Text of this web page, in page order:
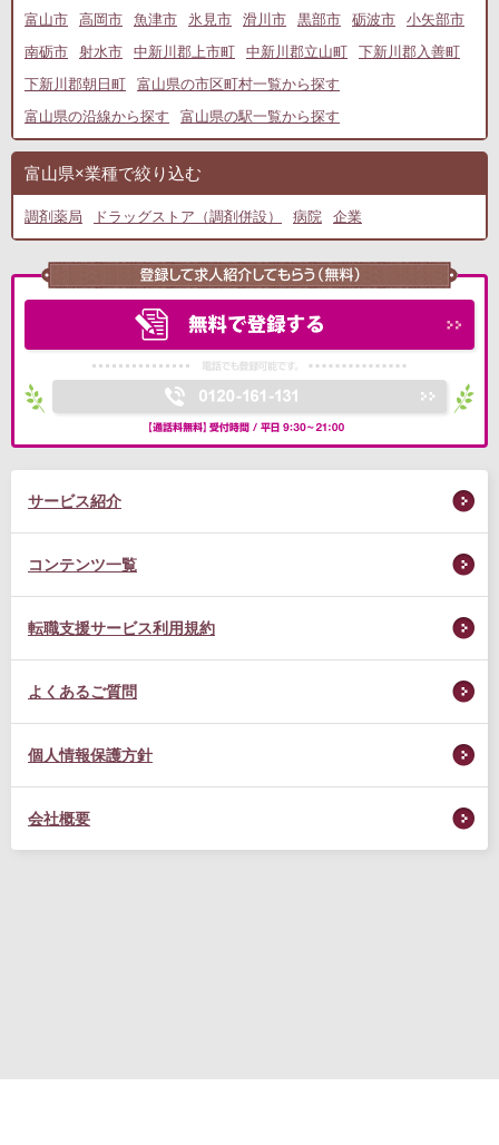
富山市 高岡市 魚津市 氷見市 滑川市 黒部市 砺波市
小矢部市
南砺市
射水市 中新川郡上市町 中新川郡立山町
下新川郡入善町
下新川郡朝日町
富山県の市区町村一覧から探す
富山県の沿線から探す
富山県の駅一覧から探す
富山県×業種で絞り込む
調剤薬局 ドラッグストア（調剤併設） 病院 企業
サービス紹介
コンテンツ一覧
転職支援サービス利用規約
よくあるご質問
個人情報保護方針
会社概要